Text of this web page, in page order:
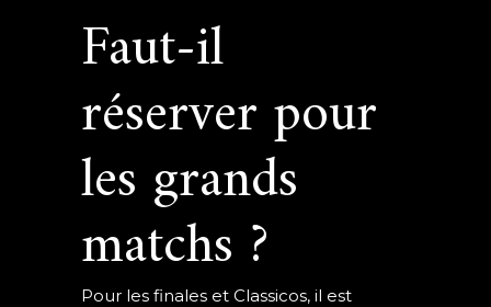
Faut-il
réserver pour
les grands
matchs ?
Pour les finales et Classicos, il est